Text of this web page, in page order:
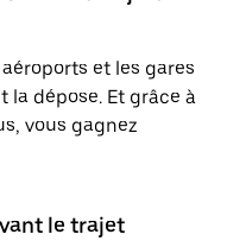
et les gares
dépose. Et grâce à
vous gagnez
le trajet